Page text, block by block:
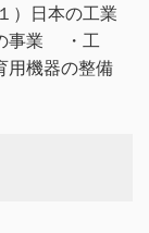
）日本の工業
事業 ・工
用機器の整備